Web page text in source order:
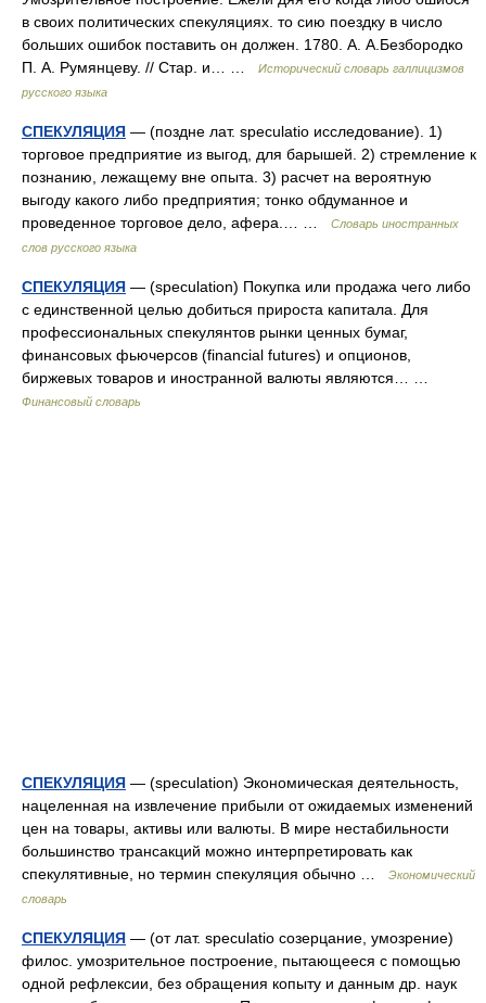
в своих политических спекуляциях. то сию поездку в число
больших ошибок поставить он должен. 1780. А. А.Безбородко
П. А. Румянцеву. // Стар. и… …
Исторический словарь галлицизмов
русского языка
СПЕКУЛЯЦИЯ — (поздне лат. speculatio исследование). 1)
торговое предприятие из выгод, для барышей. 2) стремление к
познанию, лежащему вне опыта. 3) расчет на вероятную
выгоду какого либо предприятия; тонко обдуманное и
проведенное торговое дело, афера.… …
Словарь иностранных
слов русского языка
СПЕКУЛЯЦИЯ — (speculation) Покупка или продажа чего либо
с единственной целью добиться прироста капитала. Для
профессиональных спекулянтов рынки ценных бумаг,
финансовых фьючерсов (financial futures) и опционов,
биржевых товаров и иностранной валюты являются… …
Финансовый словарь
СПЕКУЛЯЦИЯ — (speculation) Экономическая деятельность,
нацеленная на извлечение прибыли от ожидаемых изменений
цен на товары, активы или валюты. В мире нестабильности
большинство трансакций можно интерпретировать как
спекулятивные, но термин спекуляция обычно …
Экономический
словарь
СПЕКУЛЯЦИЯ — (от лат. speculatio созерцание, умозрение)
филос. умозрительное построение, пытающееся с помощью
одной рефлексии, без обращения копыту и данным др. наук